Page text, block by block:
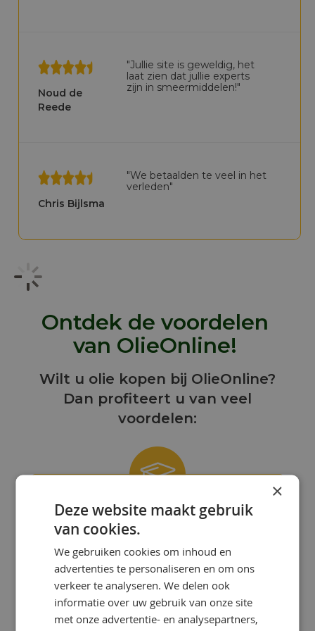
Noud de
Reede
"Jullie site is geweldig, het
laat zien dat jullie experts
zijn in smeermiddelen!"
Chris Bijlsma
"We betaalden te veel in het
verleden"
Ontdek de voordelen
van OlieOnline!
Wilt u olie kopen bij OlieOnline?
Dan profiteert u van veel
voordelen:
ONZE KENNIS IS UW KRACHT!
van gepassioneerde smeermiddelen-
specialisten met uitgebreide kennis en
ervaring.
×
Deze website maakt gebruik
van cookies.
We gebruiken cookies om inhoud en
advertenties te personaliseren en om ons
verkeer te analyseren. We delen ook
informatie over uw gebruik van onze site
met onze advertentie- en analysepartners,